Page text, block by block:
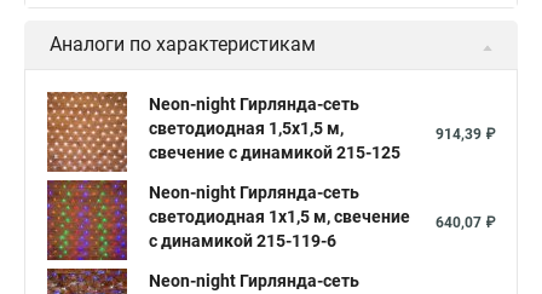
Аналоги по характеристикам
Neon-night Гирлянда-сеть
светодиодная 1,5х1,5 м,
свечение с динамикой 215-125
914,39 ₽
Neon-night Гирлянда-сеть
светодиодная 1х1,5 м, свечение
с динамикой 215-119-6
640,07 ₽
Neon-night Гирлянда-сеть